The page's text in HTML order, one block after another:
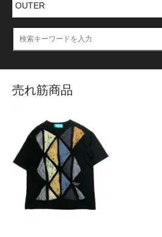
売れ筋商品